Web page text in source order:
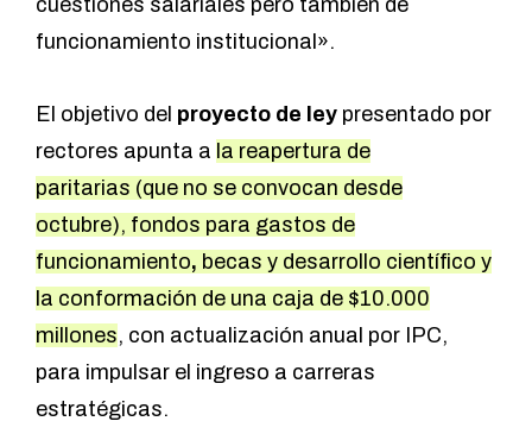
cuestiones salariales pero también de
funcionamiento institucional».
El objetivo del proyecto de ley presentado por
rectores apunta a la reapertura de
paritarias (que no se convocan desde
octubre), fondos para gastos de
funcionamiento, becas y desarrollo científico y
la conformación de una caja de $10.000
millones, con actualización anual por IPC,
para impulsar el ingreso a carreras
estratégicas.